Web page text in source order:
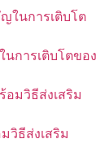
การเติบโตของ
วิธีส่งเสริม